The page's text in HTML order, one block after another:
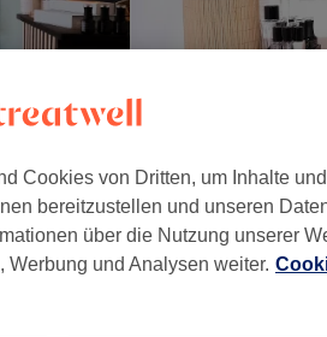
Cookies von Dritten, um Inhalte
bereitzustellen und unseren
über die Nutzung unserer
Werbung und Analysen weiter.